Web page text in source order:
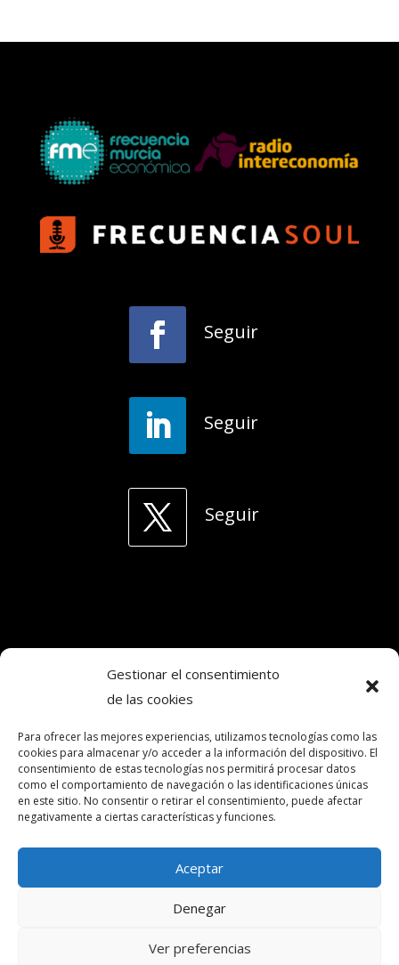
Gestionar el consentimiento
de las cookies
Para ofrecer las mejores experiencias, utilizamos tecnologías como las
cookies para almacenar y/o acceder a la información del dispositivo. El
consentimiento de estas tecnologías nos permitirá procesar datos
como el comportamiento de navegación o las identificaciones únicas
en este sitio. No consentir o retirar el consentimiento, puede afectar
negativamente a ciertas características y funciones.
Aceptar
Denegar
Ver preferencias
Seguir
Seguir
Seguir
Copyright © 2024. Todos los derechos
reservados.Frecuencia Murcia Económica.
intereconomia@frecuenciamurcia.es
Política de privacidad
Política de cookies (UE)
Contactar